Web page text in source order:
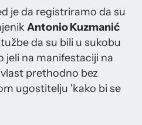
je da registriramo da su
Antonio Kuzmanić
da su bili u sukobu
jeli na manifestaciji na
prethodno bez
ugostitelju 'kako bi se